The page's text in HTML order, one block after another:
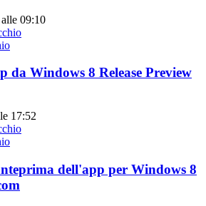
09:10
da Windows 8 Release Preview
17:52
dell'app per Windows 8